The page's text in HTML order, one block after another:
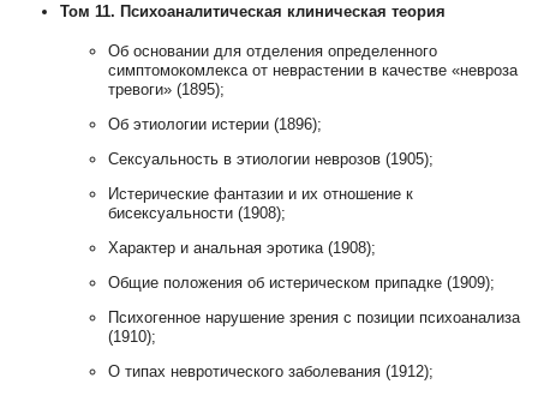
Том 11. Психоаналитическая клиническая теория
Об основании для отделения определенного
симптомокомлекса от неврастении в качестве «невроза
тревоги» (1895);
Об этиологии истерии (1896);
Сексуальность в этиологии неврозов (1905);
Истерические фантазии и их отношение к
бисексуальности (1908);
Характер и анальная эротика (1908);
Общие положения об истерическом припадке (1909);
Психогенное нарушение зрения с позиции психоанализа
(1910);
О типах невротического заболевания (1912);